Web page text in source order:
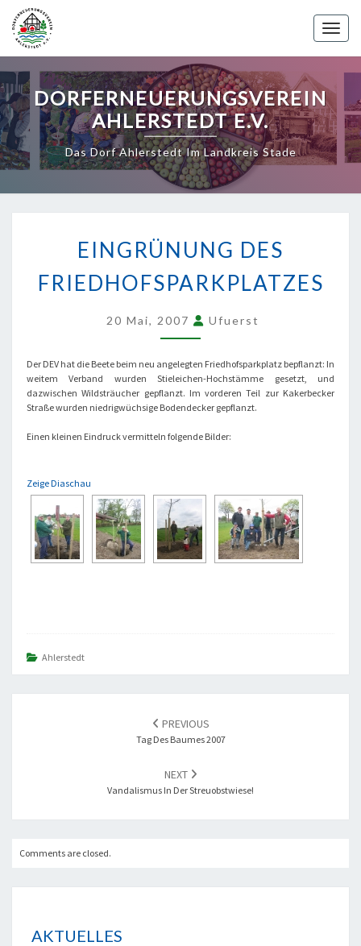
content
DORFERNEUERUNGSVEREIN
AHLERSTEDT E.V.
Das Dorf Ahlerstedt Im Landkreis Stade
FRIEDHOFSPARKPLATZES
EINGRÜNUNG DES
FRIEDHOFSPARKPLATZES
20 Mai, 2007 Ufuerst
Der DEV hat die Beete beim neu angelegten Friedhofsparkplatz bepflanzt: In
weitem Verband wurden Stieleichen-Hochstämme gesetzt, und
dazwischen Wildsträucher gepflanzt. Im vorderen Teil zur Kakerbecker
Straße wurden niedrigwüchsige Bodendecker gepflanzt.
Einen kleinen Eindruck vermitteln folgende Bilder:
Zeige Diaschau
Ahlerstedt
PREVIOUS
Tag Des Baumes 2007
NEXT
Vandalismus In Der Streuobstwiese!
Comments are closed.
AKTUELLES